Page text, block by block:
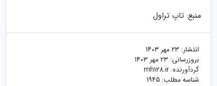
منبع: تاپ تراول
انتشار: 23 مهر 1403
بروزرسانی: 23 مهر 1403
گردآورنده: mh128.ir
شناسه مطلب: 1945